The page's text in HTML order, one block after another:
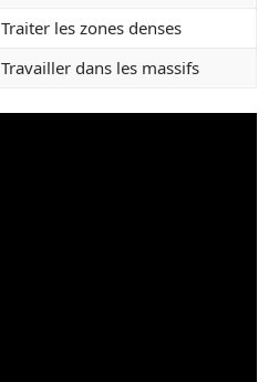
Traiter les zones denses
Travailler dans les massifs